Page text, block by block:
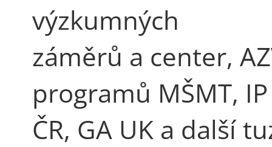
výzkumných
záměrů a center,
programů MŠMT,
ČR, GA UK a další